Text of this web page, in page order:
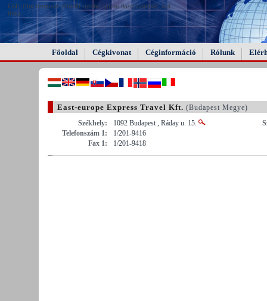
FAIL (the browser should render some flash content, not
this).
Főoldal Cégkivonat Céginformáció Rólunk
East-europe Express Travel Kft. (Budapest Megye)
Székhely:
1092 Budapest , Ráday u. 15.
Telefonszám 1:
1/201-9416
Fax 1:
1/201-9418